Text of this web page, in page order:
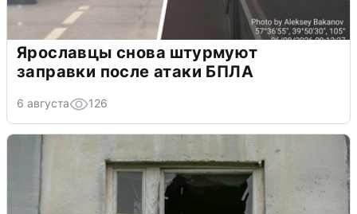
Ярославцы снова штурмуют
заправки после атаки БПЛА
6 августа 126